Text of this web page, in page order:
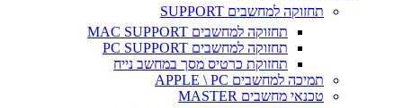
תחזוקה למחשבים SUPPORT
תחזוקה למחשבים MAC SUPPORT
תחזוקה למחשבים PC SUPPORT
תחזוקת כרטיס מסך במחשב נייח
תמיכה למחשבים APPLE \ PC
טכנאי מחשבים MASTER